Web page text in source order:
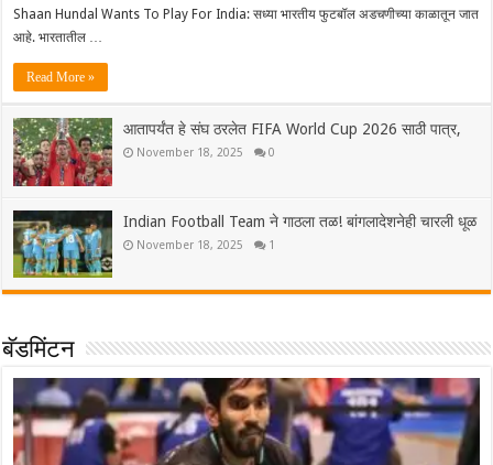
Shaan Hundal Wants To Play For India: सध्या भारतीय फुटबॉल अडचणीच्या काळातून जात
आहे. भारतातील …
Read More »
आतापर्यंत हे संघ ठरलेत FIFA World Cup 2026 साठी पात्र,
November 18, 2025 0
Indian Football Team ने गाठला तळ! बांगलादेशनेही चारली धूळ
November 18, 2025 1
बॅडमिंटन